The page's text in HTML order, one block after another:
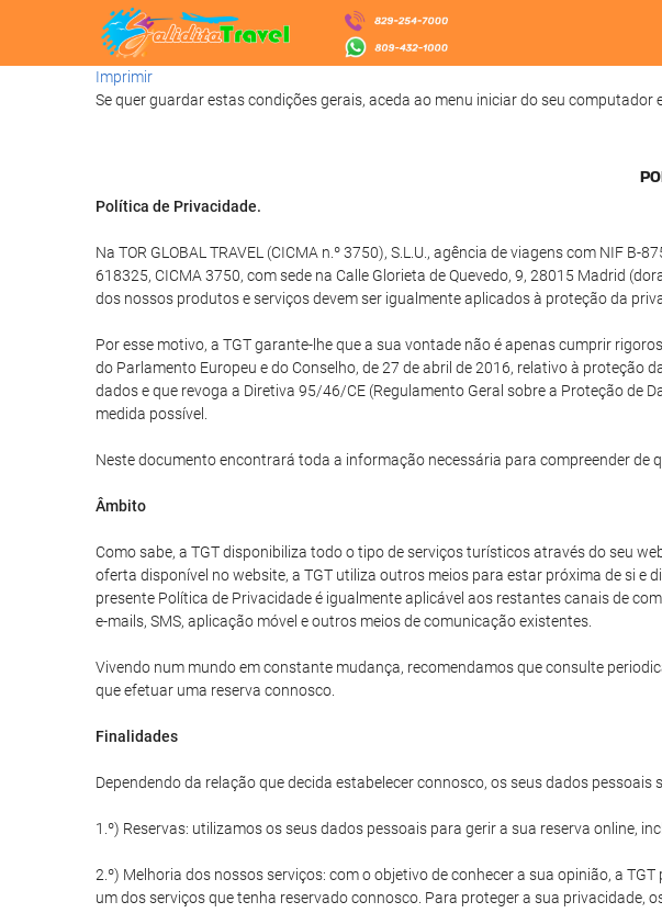
Imprimir
Se quer guardar estas condições gerais, aceda ao menu iniciar do seu computador
Política de Privacidade.
Na TOR GLOBAL TRAVEL (CICMA n.º 3750), S.L.U., agência de viagens com NIF
618325, CICMA 3750, com sede na Calle Glorieta de Quevedo, 9, 28015 Madrid
dos nossos produtos e serviços devem ser igualmente aplicados à proteção da
Por esse motivo, a TGT garante-lhe que a sua vontade não é apenas cumprir
do Parlamento Europeu e do Conselho, de 27 de abril de 2016, relativo à
dados e que revoga a Diretiva 95/46/CE (Regulamento Geral sobre a Proteção de
medida possível.
Neste documento encontrará toda a informação necessária para compreender de
Âmbito
Como sabe, a TGT disponibiliza todo o tipo de serviços turísticos através do seu
oferta disponível no website, a TGT utiliza outros meios para estar próxima de si
presente Política de Privacidade é igualmente aplicável aos restantes canais de
e-mails, SMS, aplicação móvel e outros meios de comunicação existentes.
Vivendo num mundo em constante mudança, recomendamos que consulte
que efetuar uma reserva connosco.
Finalidades
Dependendo da relação que decida estabelecer connosco, os seus dados
1.º) Reservas: utilizamos os seus dados pessoais para gerir a sua reserva online,
2.º) Melhoria dos nossos serviços: com o objetivo de conhecer a sua opinião, a
um dos serviços que tenha reservado connosco. Para proteger a sua